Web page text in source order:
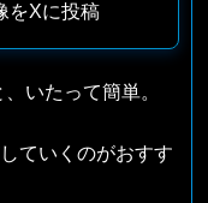
をXに投稿
いたって簡単。
ていくのがおすす